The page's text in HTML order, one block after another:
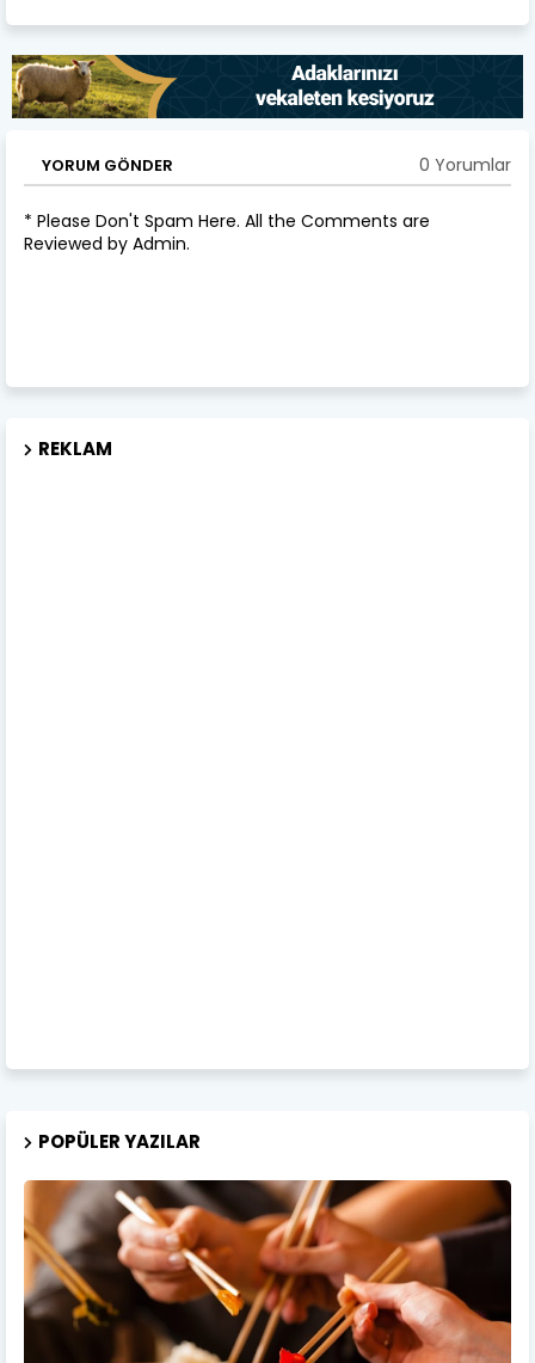
YORUM GÖNDER 0 Yorumlar
* Please Don't Spam Here. All the Comments are
Reviewed by Admin.
REKLAM
POPÜLER YAZILAR